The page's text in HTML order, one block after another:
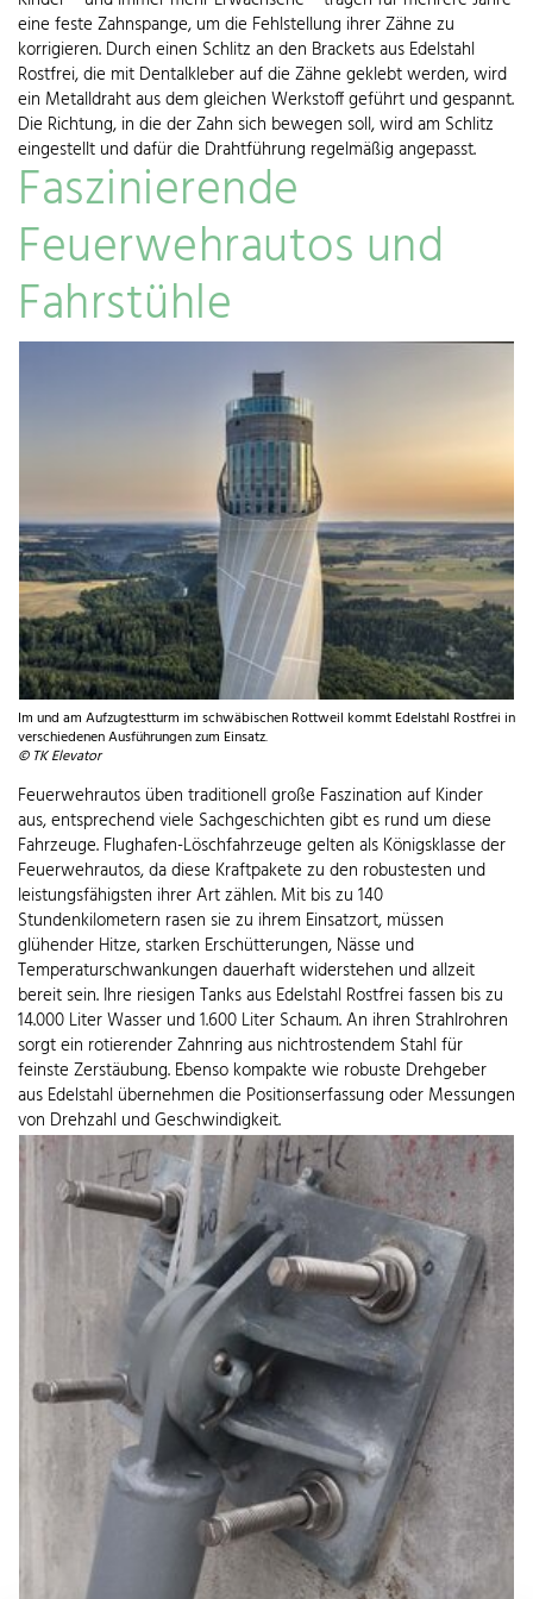
eine feste Zahnspange, um die Fehlstellung ihrer Zähne zu
korrigieren. Durch einen Schlitz an den Brackets aus Edelstahl
Rostfrei, die mit Dentalkleber auf die Zähne geklebt werden, wird
ein Metalldraht aus dem gleichen Werkstoff geführt und gespannt.
Die Richtung, in die der Zahn sich bewegen soll, wird am Schlitz
eingestellt und dafür die Drahtführung regelmäßig angepasst.
Faszinierende
Feuerwehrautos und
Fahrstühle
Im und am Aufzugtestturm im schwäbischen Rottweil kommt Edelstahl Rostfrei in
verschiedenen Ausführungen zum Einsatz.
© TK Elevator
Feuerwehrautos üben traditionell große Faszination auf Kinder
aus, entsprechend viele Sachgeschichten gibt es rund um diese
Fahrzeuge. Flughafen-Löschfahrzeuge gelten als Königsklasse der
Feuerwehrautos, da diese Kraftpakete zu den robustesten und
leistungsfähigsten ihrer Art zählen. Mit bis zu 140
Stundenkilometern rasen sie zu ihrem Einsatzort, müssen
glühender Hitze, starken Erschütterungen, Nässe und
Temperaturschwankungen dauerhaft widerstehen und allzeit
bereit sein. Ihre riesigen Tanks aus Edelstahl Rostfrei fassen bis zu
14.000 Liter Wasser und 1.600 Liter Schaum. An ihren Strahlrohren
sorgt ein rotierender Zahnring aus nichtrostendem Stahl für
feinste Zerstäubung. Ebenso kompakte wie robuste Drehgeber
aus Edelstahl übernehmen die Positionserfassung oder Messungen
von Drehzahl und Geschwindigkeit.